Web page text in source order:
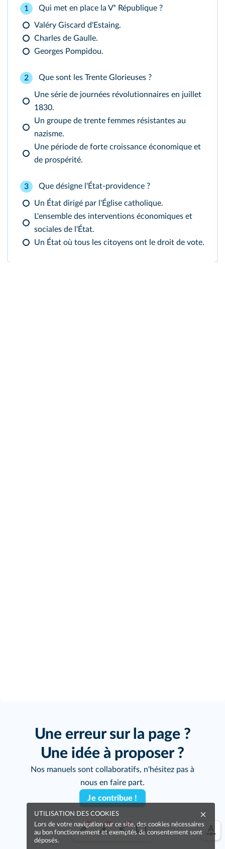
1 Qui met en place la Vᵉ République ?
Valéry Giscard d'Estaing.
Charles de Gaulle.
Georges Pompidou.
2 Que sont les Trente Glorieuses ?
Une série de journées révolutionnaires en juillet
1830.
Un groupe de trente femmes résistantes au
nazisme.
Une période de forte croissance économique et
de prospérité.
3 Que désigne l'État-providence ?
Un État dirigé par l'Église catholique.
L'ensemble des interventions économiques et
sociales de l'État.
Un État où tous les citoyens ont le droit de vote.
Une erreur sur la page ?
Une idée à proposer ?
Nos manuels sont collaboratifs, n'hésitez pas à
nous en faire part.
Je contribue !
UTILISATION DES COOKIES
Lors de votre navigation sur ce site, des cookies nécessaires
au bon fonctionnement et exemptés de consentement sont
déposés.